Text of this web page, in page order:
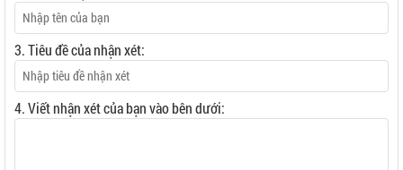
3. Tiêu đề của nhận xét:
4. Viết nhận xét của bạn vào bên dưới: